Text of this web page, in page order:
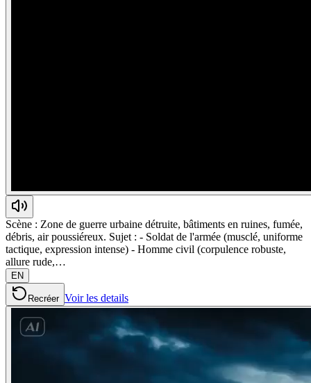
Scène : Zone de guerre urbaine détruite, bâtiments en ruines, fumée,
débris, air poussiéreux. Sujet : - Soldat de l'armée (musclé, uniforme
tactique, expression intense) - Homme civil (corpulence robuste,
allure rude,…
EN
Recréer Voir les details